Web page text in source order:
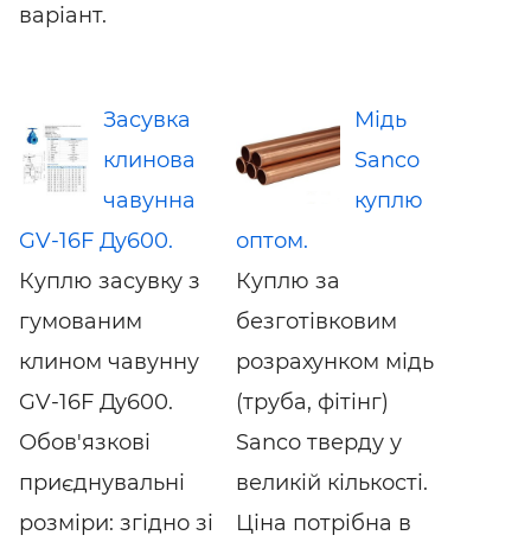
варіант.
Засувка
клинова
чавунна
GV-16F Ду600.
Куплю засувку з
гумованим
клином чавунну
GV-16F Ду600.
Обов'язкові
приєднувальні
розміри: згідно зі
Мідь
Sanco
куплю
оптом.
Куплю за
безготівковим
розрахунком мідь
(труба, фітінг)
Sanco тверду у
великій кількості.
Ціна потрібна в